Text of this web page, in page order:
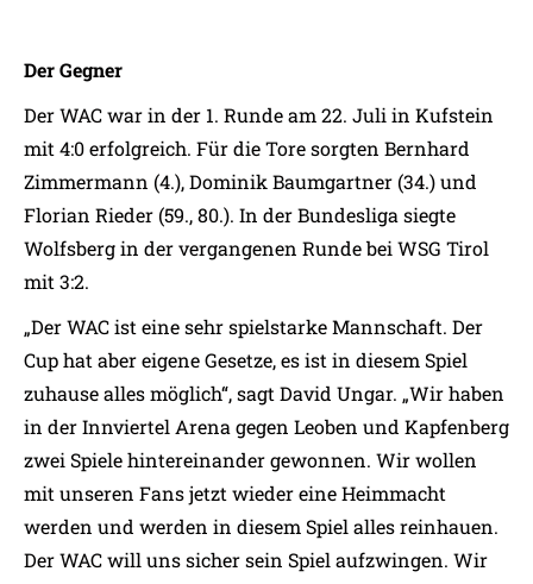
Der Gegner
Der WAC war in der 1. Runde am 22. Juli in Kufstein
mit 4:0 erfolgreich. Für die Tore sorgten Bernhard
Zimmermann (4.), Dominik Baumgartner (34.) und
Florian Rieder (59., 80.). In der Bundesliga siegte
Wolfsberg in der vergangenen Runde bei WSG Tirol
mit 3:2.
„Der WAC ist eine sehr spielstarke Mannschaft. Der
Cup hat aber eigene Gesetze, es ist in diesem Spiel
zuhause alles möglich“, sagt David Ungar. „Wir haben
in der Innviertel Arena gegen Leoben und Kapfenberg
zwei Spiele hintereinander gewonnen. Wir wollen
mit unseren Fans jetzt wieder eine Heimmacht
werden und werden in diesem Spiel alles reinhauen.
Der WAC will uns sicher sein Spiel aufzwingen. Wir